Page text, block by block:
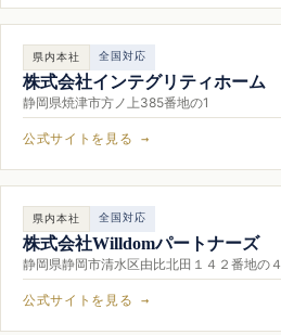
県内本社 全国対応
株式会社インテグリティホーム
静岡県焼津市方ノ上385番地の1
公式サイトを見る →
県内本社 全国対応
株式会社Willdomパートナーズ
静岡県静岡市清水区由比北田１４２番地の４
公式サイトを見る →